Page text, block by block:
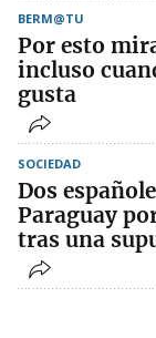
BERM@TU
Por esto
incluso
gusta
SOCIEDAD
Dos
Paraguay
tras una